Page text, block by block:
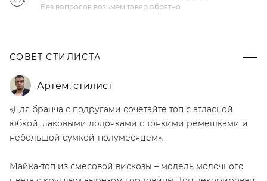
Без вопросов возьмем товар обратно
СОВЕТ СТИЛИСТА
Артём, стилист
«Для бранча с подругами сочетайте топ с атласной
юбкой, лаковыми лодочками с тонкими ремешками и
небольшой сумкой-полумесяцем».
Майка-топ из смесовой вискозы – модель молочного